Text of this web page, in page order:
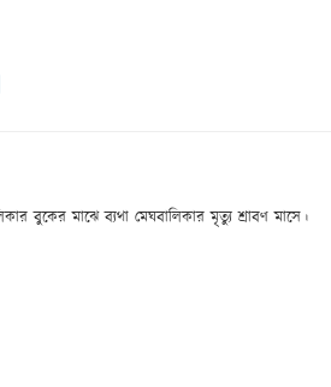
বুকের মাঝে ব্যথা মেঘবালিকার মৃত্যু শ্রাবণ মাসে।